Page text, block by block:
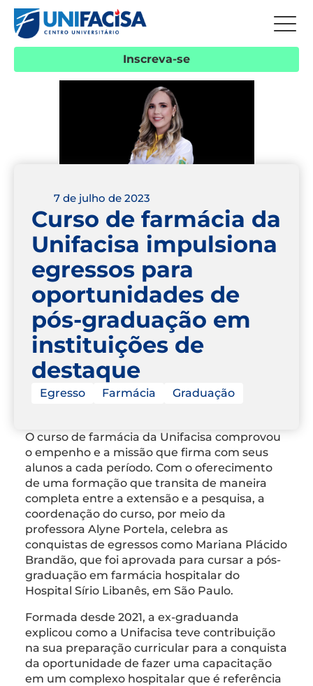
Inscreva-se
7 de julho de 2023
Curso de farmácia da
Unifacisa impulsiona
egressos para
oportunidades de
pós-graduação em
instituições de
destaque
Egresso Farmácia Graduação
O curso de farmácia da Unifacisa comprovou
o empenho e a missão que firma com seus
alunos a cada período. Com o oferecimento
de uma formação que transita de maneira
completa entre a extensão e a pesquisa, a
coordenação do curso, por meio da
professora Alyne Portela, celebra as
conquistas de egressos como Mariana Plácido
Brandão, que foi aprovada para cursar a pós-
graduação em farmácia hospitalar do
Hospital Sírio Libanês, em São Paulo.
Formada desde 2021, a ex-graduanda
explicou como a Unifacisa teve contribuição
na sua preparação curricular para a conquista
da oportunidade de fazer uma capacitação
em um complexo hospitalar que é referência